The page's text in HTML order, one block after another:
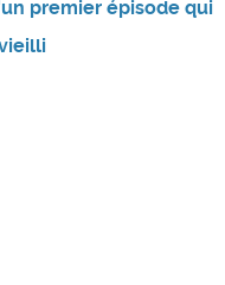
premier épisode qui